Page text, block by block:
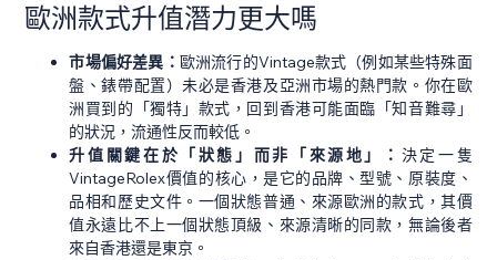
歐洲款式升值潛力更大嗎
市場偏好差異： 歐洲流行的Vintage款式（例如某些特殊面
盤、錶帶配置）未必是香港及亞洲市場的熱門款。你在歐
洲買到的「獨特」款式，回到香港可能面臨「知音難尋」
的狀況，流通性反而較低。
升值關鍵在於「狀態」而非「來源地」： 決定一隻
VintageRolex價值的核心，是它的品牌、型號、原裝度、
品相和歷史文件。一個狀態普通、來源歐洲的款式，其價
值永遠比不上一個狀態頂級、來源清晰的同款，無論後者
來自香港還是東京。